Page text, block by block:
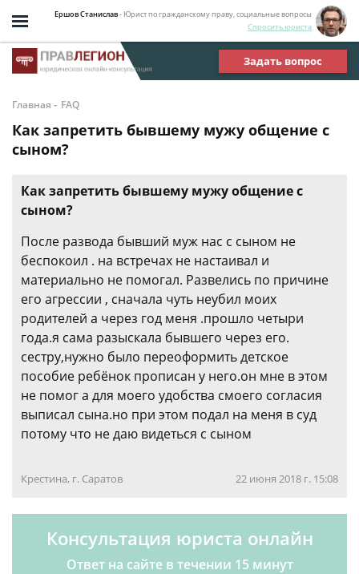
Ершов Станислав- Юрист по гражданскому праву, социальные вопросы
Спросить юриста
Задать вопрос
Главная - FAQ
Как запретить бывшему мужу общение с
сыном?
Как запретить бывшему мужу общение с
сыном?
После развода бывший муж нас с сыном не
беспокоил . на встречах не настаивал и
материально не помогал. Развелись по причине
его агрессии , сначала чуть неубил моих
родителей а через год меня .прошло четыри
года.я сама разыскала бывшего через его.
сестру,нужно было переоформить детское
пособие ребёнок прописан у него.он мне в этом
не помог а для моего удобства смоего согласия
выписал сына.но при этом подал на меня в суд
потому что не даю видеться с сыном
Крестина, г. Саратов 22 июня 2018 г. 15:08
Консультация юриста онлайн
Ответ на сайте в течении 15 минут